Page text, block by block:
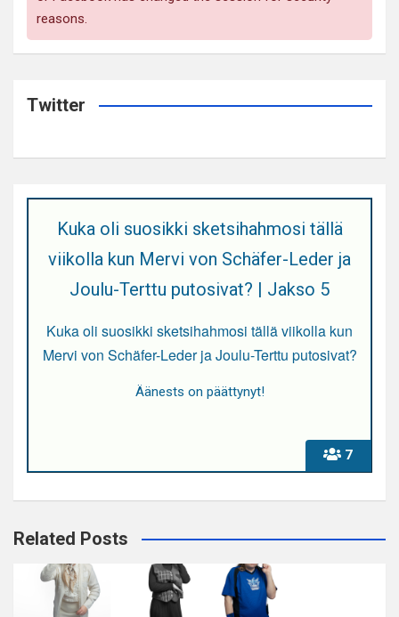
reasons.
Twitter
7
Kuka oli suosikki sketsihahmosi tällä
viikolla kun Mervi von Schäfer-Leder ja
Joulu-Terttu putosivat? | Jakso 5
Kuka oli suosikki sketsihahmosi tällä viikolla kun
Mervi von Schäfer-Leder ja Joulu-Terttu putosivat?
Äänests on päättynyt!
Related Posts